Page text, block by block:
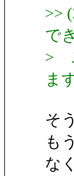
>>
で
>
ま
そ
も
な